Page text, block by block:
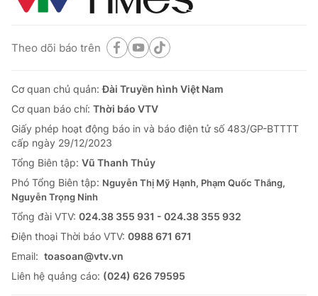
Theo dõi báo trên
Cơ quan chủ quản:Đài Truyền hình Việt Nam
Cơ quan báo chí: Thời báo VTV
Giấy phép hoạt động báo in và báo điện tử số 483/GP-BTTTT
cấp ngày 29/12/2023
Tổng Biên tập: Vũ Thanh Thủy
Phó Tổng Biên tập: Nguyễn Thị Mỹ Hạnh, Phạm Quốc Thắng,
Nguyễn Trọng Ninh
Tổng đài VTV: 024.38 355 931 - 024.38 355 932
Ðiện thoại Thời báo VTV: 0988 671 671
Email: toasoan@vtv.vn
Liên hệ quảng cáo: (024) 626 79595